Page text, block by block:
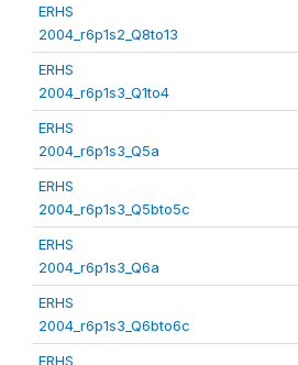
ERHS
2004_r6p1s2_Q8to13
ERHS
2004_r6p1s3_Q1to4
ERHS
2004_r6p1s3_Q5a
ERHS
2004_r6p1s3_Q5bto5c
ERHS
2004_r6p1s3_Q6a
ERHS
2004_r6p1s3_Q6bto6c
ERHS